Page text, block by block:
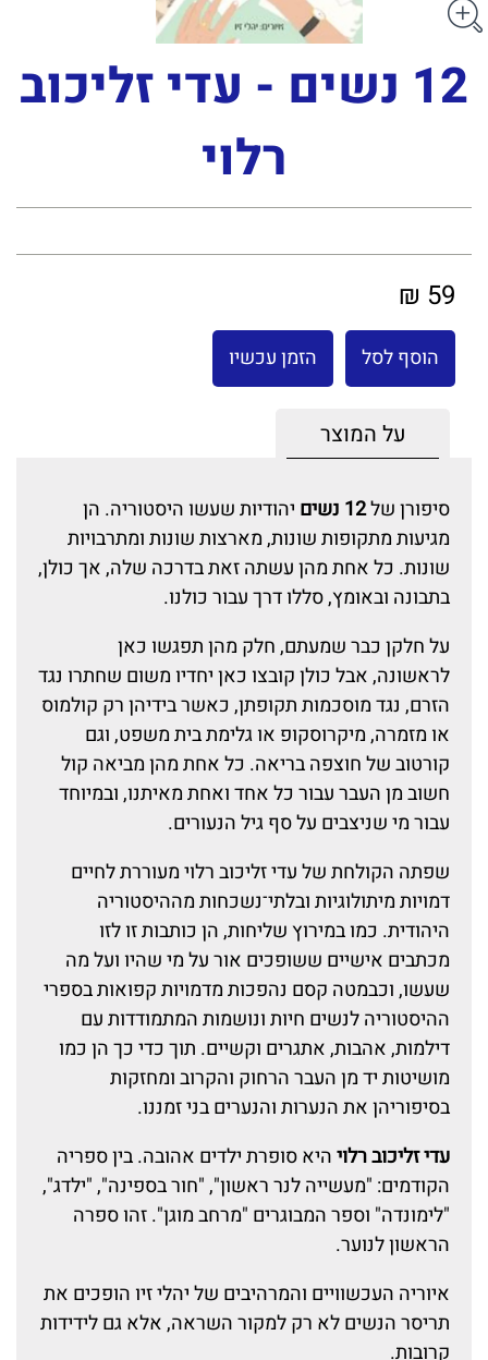
12 נשים - עדי זליכוב
רלוי
59 ₪
הוסף לסל הזמן עכשיו
על המוצר
סיפורן של12 נשים
יהודיות שעשו היסטוריה. הן
מגיעות מתקופות שונות, מארצות שונות ומתרבויות
שונות. כל אחת מהן עשתה זאת בדרכה שלה, אך כולן,
בתבונה ובאומץ, סללו דרך עבור כולנו.
על חלקן כבר שמעתם, חלק מהן תפגשו כאן
לראשונה, אבל כולן קובצו כאן יחדיו משום שחתרו נגד
הזרם, נגד מוסכמות תקופתן, כאשר בידיהן רק קולמוס
או מזמרה, מיקרוסקופ או גלימת בית משפט, וגם
קורטוב של חוצפה בריאה. כל אחת מהן מביאה קול
חשוב מן העבר עבור כל אחד ואחת מאיתנו, ובמיוחד
עבור מי שניצבים על סף גיל הנעורים.
שפתה הקולחת של עדי זליכוב רלוי מעוררת לחיים
דמויות מיתולוגיות ובלתי־נשכחות מההיסטוריה
היהודית. כמו במירוץ שליחות, הן כותבות זו לזו
מכתבים אישיים ששופכים אור על מי שהיו ועל מה
שעשו, וכבמטה קסם נהפכות מדמויות קפואות בספרי
ההיסטוריה לנשים חיות ונושמות המתמודדות עם
דילמות, אהבות, אתגרים וקשיים. תוך כדי כך הן כמו
מושיטות יד מן העבר הרחוק והקרוב ומחזקות
בסיפוריהן את הנערות והנערים בני זמננו.
עדי זליכוב רלויהיא סופרת ילדים אהובה. בין ספריה
הקודמים: "מעשייה לנר ראשון", "חור בספינה", "ילדג",
"לימונדה" וספר המבוגרים "מרחב מוגן". זהו ספרה
הראשון לנוער.
איוריה העכשוויים והמרהיבים של יהלי זיו הופכים את
תריסר הנשים לא רק למקור השראה, אלא גם לידידות
קרובות.